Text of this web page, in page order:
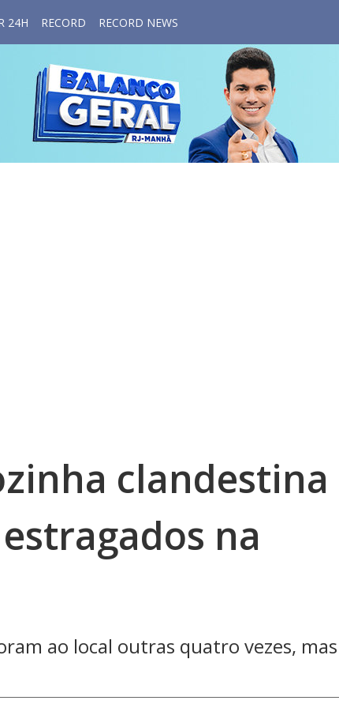
24H RECORD RECORD NEWS
clandestina
na
ao local outras quatro vezes, mas